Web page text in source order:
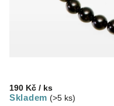
190 Kč / ks
Skladem (>5 ks)